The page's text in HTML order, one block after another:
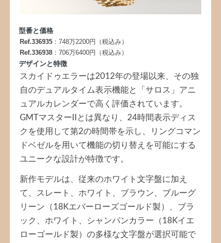
型番と価格
Ref.336935 ：748万2200円（税込み）
Ref.336938 ：706万6400円（税込み）
デザインと特徴
スカイドゥエラーは2012年の登場以来、その独
自のデュアルタイム表示機能と「サロス」アニ
ュアルカレンダーで高く評価されています。
GMTマスターIIとは異なり、24時間表示ディス
クを使用して第2の時間帯を示し、リングコマン
ドベゼルを用いて機能の切り替えを可能にする
ユニークな設計が特徴です。
新作モデルは、従来のホワイト文字盤に加え
て、スレート、ホワイト、ブラウン、ブルーグ
リーン（18Kエバーローズゴールド製）、ブラ
ック、ホワイト、シャンパンカラー（18Kイエ
ローゴールド製）の多様な文字盤が選択可能で